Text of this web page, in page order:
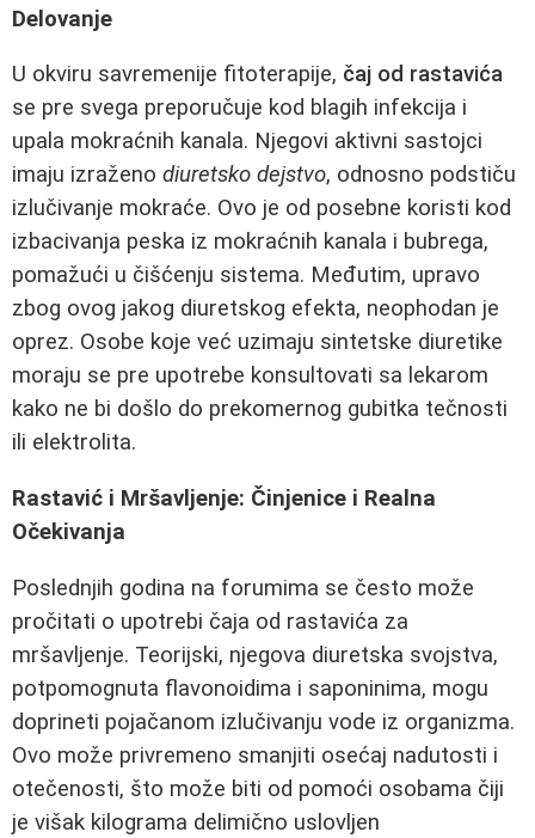
Delovanje
U okviru savremenije fitoterapije, čaj od rastavića
se pre svega preporučuje kod blagih infekcija i
upala mokraćnih kanala. Njegovi aktivni sastojci
imaju izraženo diuretsko dejstvo, odnosno podstiču
izlučivanje mokraće. Ovo je od posebne koristi kod
izbacivanja peska iz mokraćnih kanala i bubrega,
pomažući u čišćenju sistema. Međutim, upravo
zbog ovog jakog diuretskog efekta, neophodan je
oprez. Osobe koje već uzimaju sintetske diuretike
moraju se pre upotrebe konsultovati sa lekarom
kako ne bi došlo do prekomernog gubitka tečnosti
ili elektrolita.
Rastavić i Mršavljenje: Činjenice i Realna
Očekivanja
Poslednjih godina na forumima se često može
pročitati o upotrebi čaja od rastavića za
mršavljenje. Teorijski, njegova diuretska svojstva,
potpomognuta flavonoidima i saponinima, mogu
doprineti pojačanom izlučivanju vode iz organizma.
Ovo može privremeno smanjiti osećaj nadutosti i
otečenosti, što može biti od pomoći osobama čiji
je višak kilograma delimično uslovljen